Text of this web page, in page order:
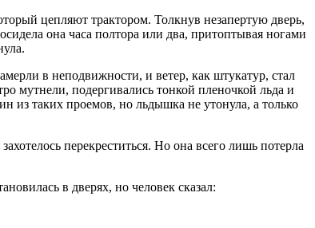
цепляют трактором. Толкнув незапертую дверь,
она часа полтора или два, притоптывая ногами
в неподвижности, и ветер, как штукатур, стал
мутнели, подергивались тонкой пленочкой льда и
из таких проемов, но льдышка не утонула, а только
перекреститься. Но она всего лишь потерла
в дверях, но человек сказал: